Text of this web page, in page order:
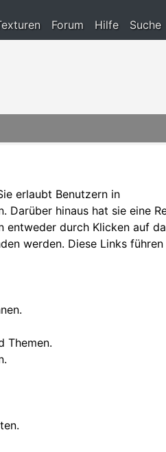
Forum Hilfe Suche
erlaubt Benutzern in
Darüber hinaus hat sie eine
entweder durch Klicken auf
werden. Diese Links
Themen.